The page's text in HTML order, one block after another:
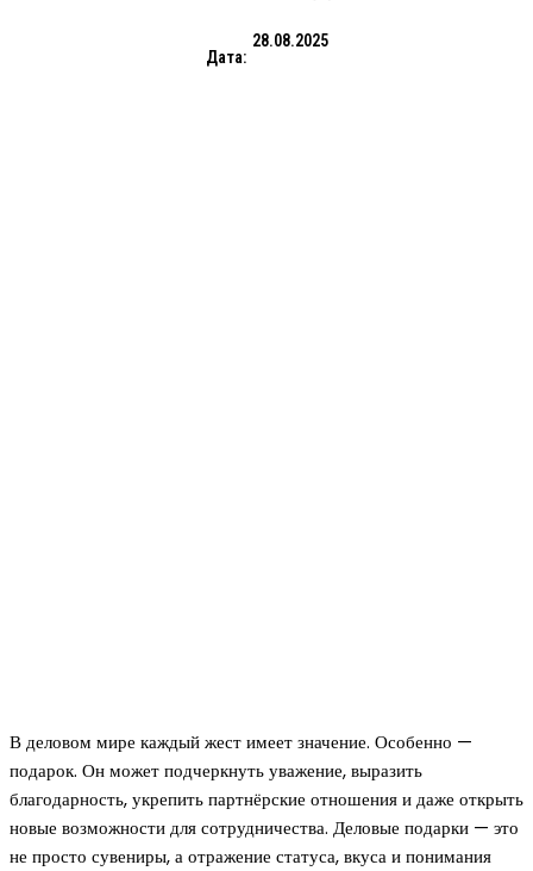
Дата:
28.08.2025
В деловом мире каждый жест имеет значение. Особенно —
подарок. Он может подчеркнуть уважение, выразить
благодарность, укрепить партнёрские отношения и даже открыть
новые возможности для сотрудничества. Деловые подарки — это
не просто сувениры, а отражение статуса, вкуса и понимания